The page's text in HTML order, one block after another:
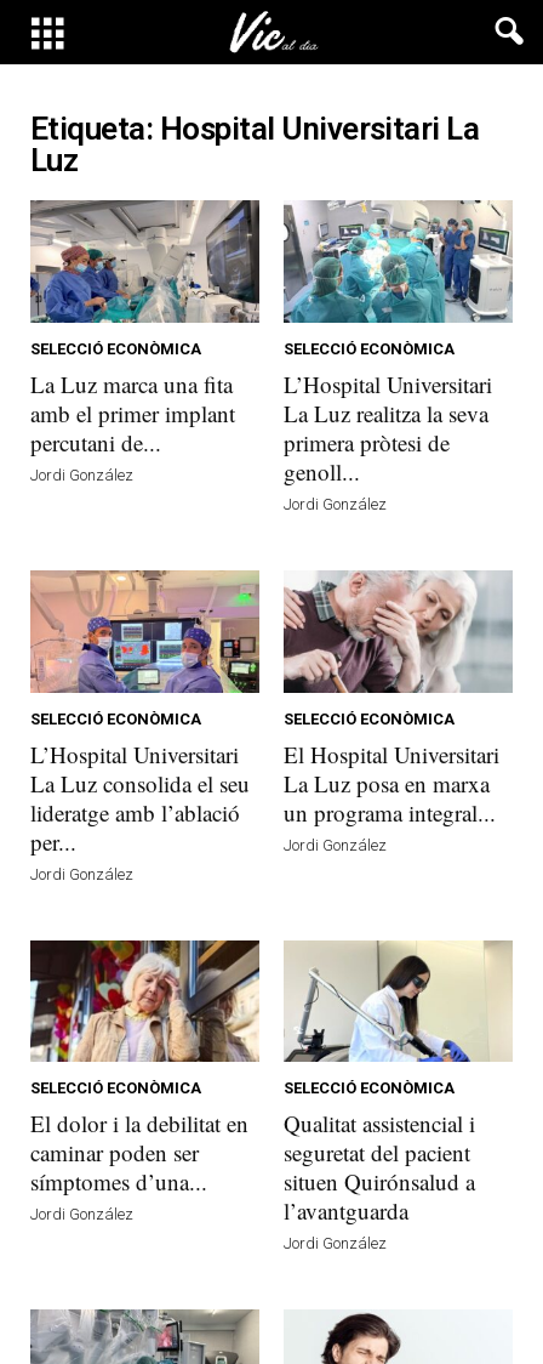
Etiqueta: Hospital Universitari La
Luz
SELECCIÓ ECONÒMICA
La Luz marca una fita
amb el primer implant
percutani de...
Jordi González
SELECCIÓ ECONÒMICA
L’Hospital Universitari
La Luz realitza la seva
primera pròtesi de
genoll...
Jordi González
SELECCIÓ ECONÒMICA
L’Hospital Universitari
La Luz consolida el seu
lideratge amb l’ablació
per...
Jordi González
SELECCIÓ ECONÒMICA
El Hospital Universitari
La Luz posa en marxa
un programa integral...
Jordi González
SELECCIÓ ECONÒMICA
El dolor i la debilitat en
caminar poden ser
símptomes d’una...
Jordi González
SELECCIÓ ECONÒMICA
Qualitat assistencial i
seguretat del pacient
situen Quirónsalud a
l’avantguarda
Jordi González